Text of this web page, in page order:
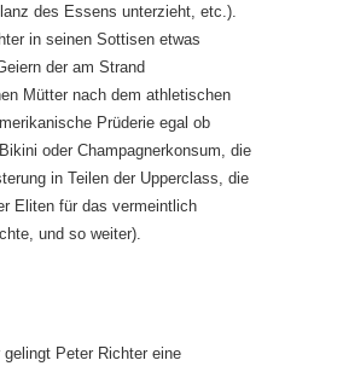
des Essens unterzieht, etc.).
in seinen Sottisen etwas
der am Strand
Mütter nach dem athletischen
Prüderie egal ob
oder Champagnerkonsum, die
in Teilen der Upperclass, die
Eliten für das vermeintlich
und so weiter).
gelingt Peter Richter eine